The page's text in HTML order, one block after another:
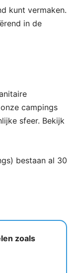
kunt vermaken.
in de
campings
sfeer. Bekijk
bestaan al 30
zoals